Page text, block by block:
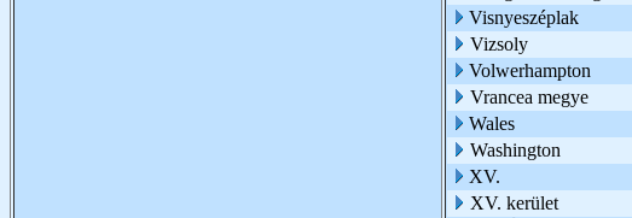
Visnyeszéplak
Vizsoly
Volwerhampton
Vrancea megye
Wales
Washington
XV.
XV. kerület